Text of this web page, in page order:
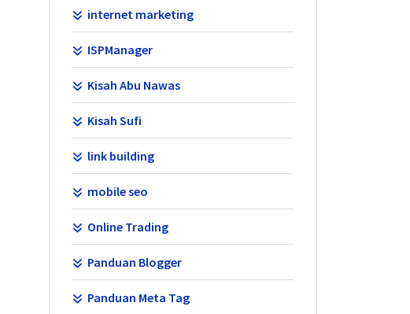
internet marketing
ISPManager
Kisah Abu Nawas
Kisah Sufi
link building
mobile seo
Online Trading
Panduan Blogger
Panduan Meta Tag